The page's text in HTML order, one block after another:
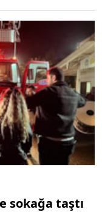
sokağa taştı